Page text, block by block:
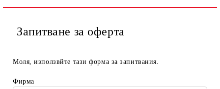
Запитване за оферта
Моля, използвйте тази форма за запитвания.
Фирма